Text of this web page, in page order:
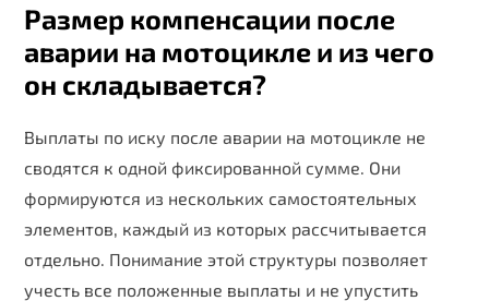
Размер компенсации после
аварии на мотоцикле и из чего
он складывается?
Выплаты по иску после аварии на мотоцикле не
сводятся к одной фиксированной сумме. Они
формируются из нескольких самостоятельных
элементов, каждый из которых рассчитывается
отдельно. Понимание этой структуры позволяет
учесть все положенные выплаты и не упустить